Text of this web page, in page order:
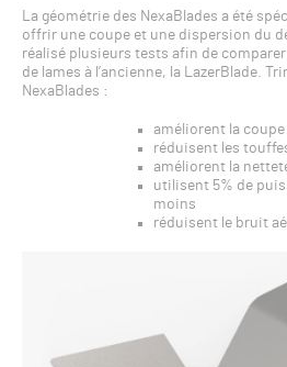
La géométrie des NexaBlades a été
offrir une coupe et une dispersion du
réalisé plusieurs tests afin de
de lames à l’ancienne, la LazerBlade.
NexaBlades :
améliorent la coupe
réduisent les
améliorent la
utilisent 5% de
moins
réduisent le bruit